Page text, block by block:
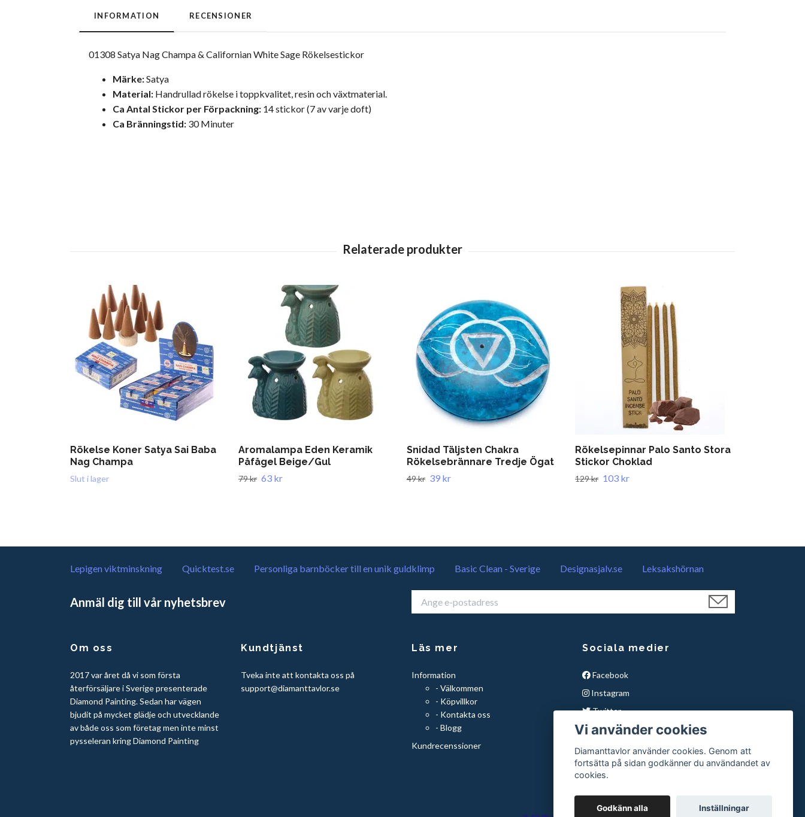
INFORMATION RECENSIONER
01308 Satya Nag Champa & Californian White Sage Rökelsestickor
Märke:Satya
Material: Handrullad rökelse i toppkvalitet, resin och växtmaterial.
Ca Antal Stickor per Förpackning: 14 stickor (7 av varje doft)
Ca Bränningstid: 30 Minuter
Rökelse Koner Satya Sai Baba
Nag Champa
Slut i lager
Aromalampa Eden Keramik
Påfågel Beige/Gul
79 kr 63 kr
Snidad Täljsten Chakra
Rökelsebrännare Tredje Ögat
49 kr 39 kr
Rökelsepinnar Palo Santo Stora
Stickor Choklad
129 kr 103 kr
Lepigen viktminskning Quicktest.se Personliga barnböcker till en unik guldklimp Basic Clean - Sverige Designasjalv.se Leksakshörnan
Anmäl dig till vår nyhetsbrev
Om oss
2017 var året då vi som första
återförsäljare i Sverige presenterade
Diamond Painting. Sedan har vägen
bjudit på mycket glädje och utvecklande
av både oss som företag men inte minst
pysseleran kring Diamond Painting
Kundtjänst
Tveka inte att kontakta oss på
support@diamanttavlor.se
Läs mer
Information
- Välkommen
- Köpvillkor
- Kontakta oss
- Blogg
Kundrecenssioner
Sociala medier
Facebook
Instagram
Twitter
YouTube
Snapchat
Pinterest
Vi använder cookies
Diamanttavlor använder cookies. Genom att
fortsätta på sidan godkänner du användandet av
cookies.
Godkänn alla Inställningar